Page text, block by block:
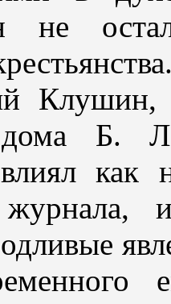
не
дома
влиял
журнала,